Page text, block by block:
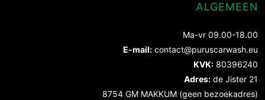
ALGEMEEN
Ma-vr 09.00-18.00
E-mail: contact@puruscarwash.eu
KVK: 80396240
Adres: de Jister 21
8754 GM MAKKUM (geen bezoekadres)